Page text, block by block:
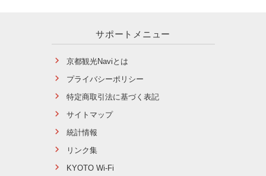
サポートメニュー
京都観光Naviとは
プライバシーポリシー
特定商取引法に基づく表記
サイトマップ
統計情報
リンク集
KYOTO Wi-Fi